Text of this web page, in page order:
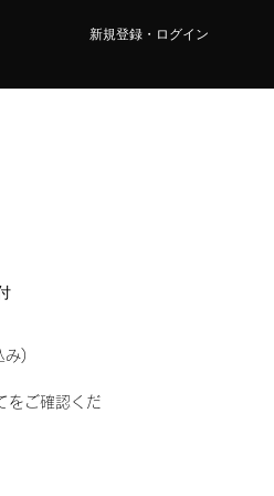
新規登録・ログイン
み)
をご確認くだ